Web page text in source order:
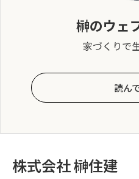
榊のウェ
家づくりで
読ん
株式会社 榊住建